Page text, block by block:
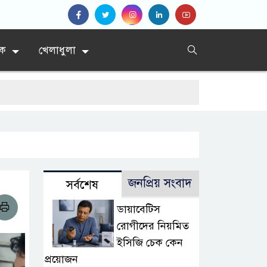
খেলাধুলা
সর্বশেষ জনপ্রিয় সংবাদ
ডায়াবেটিস
রোগীদের নিয়মিত
ইসিজি চেক কেন
প্রয়োজন